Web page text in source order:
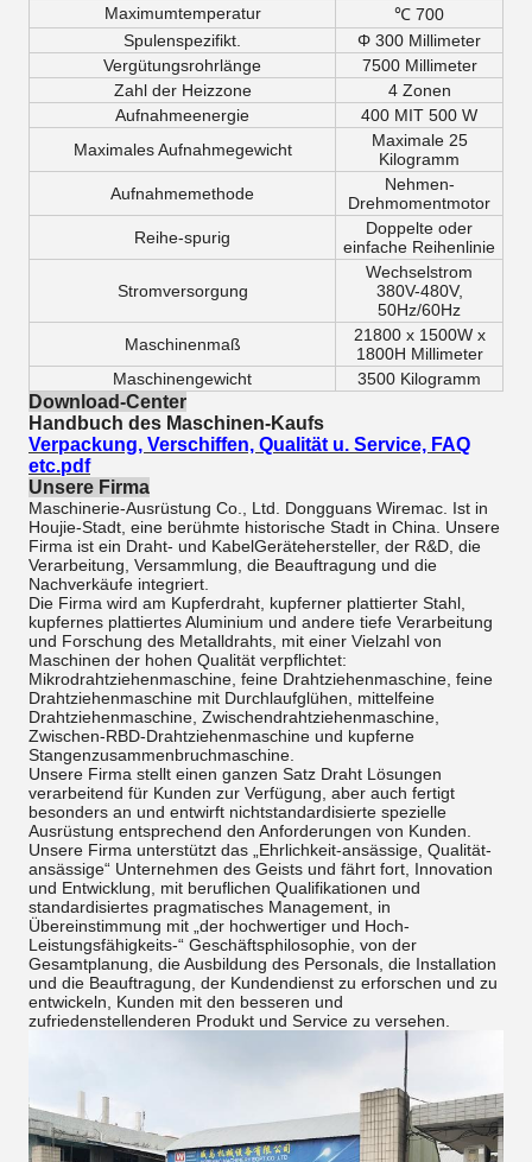
Maximumtemperatur
℃ 700
Spulenspezifikt.
Φ 300 Millimeter
Vergütungsrohrlänge
7500 Millimeter
Zahl der Heizzone
4 Zonen
Aufnahmeenergie
400 MIT 500 W
Maximales Aufnahmegewicht
Maximale 25
Kilogramm
Aufnahmemethode
Nehmen-
Drehmomentmotor
Reihe-spurig
Doppelte oder
einfache Reihenlinie
Stromversorgung
Wechselstrom
380V-480V,
50Hz/60Hz
Maschinenmaß
21800 x 1500W x
1800H Millimeter
Maschinengewicht
3500 Kilogramm
Download-Center
Handbuch des Maschinen-Kaufs
Verpackung, Verschiffen, Qualität u. Service, FAQ
etc.pdf
Unsere Firma
Maschinerie-Ausrüstung Co., Ltd. Dongguans Wiremac. Ist in
Houjie-Stadt, eine berühmte historische Stadt in China. Unsere
Firma ist ein Draht- und KabelGerätehersteller, der R&D, die
Verarbeitung, Versammlung, die Beauftragung und die
Nachverkäufe integriert.
Die Firma wird am Kupferdraht, kupferner plattierter Stahl,
kupfernes plattiertes Aluminium und andere tiefe Verarbeitung
und Forschung des Metalldrahts, mit einer Vielzahl von
Maschinen der hohen Qualität verpflichtet:
Mikrodrahtziehenmaschine, feine Drahtziehenmaschine, feine
Drahtziehenmaschine mit Durchlaufglühen, mittelfeine
Drahtziehenmaschine, Zwischendrahtziehenmaschine,
Zwischen-RBD-Drahtziehenmaschine und kupferne
Stangenzusammenbruchmaschine.
Unsere Firma stellt einen ganzen Satz Draht Lösungen
verarbeitend für Kunden zur Verfügung, aber auch fertigt
besonders an und entwirft nichtstandardisierte spezielle
Ausrüstung entsprechend den Anforderungen von Kunden.
Unsere Firma unterstützt das „Ehrlichkeit-ansässige, Qualität-
ansässige“ Unternehmen des Geists und fährt fort, Innovation
und Entwicklung, mit beruflichen Qualifikationen und
standardisiertes pragmatisches Management, in
Übereinstimmung mit „der hochwertiger und Hoch-
Leistungsfähigkeits-“ Geschäftsphilosophie, von der
Gesamtplanung, die Ausbildung des Personals, die Installation
und die Beauftragung, der Kundendienst zu erforschen und zu
entwickeln, Kunden mit den besseren und
zufriedenstellenderen Produkt und Service zu versehen.